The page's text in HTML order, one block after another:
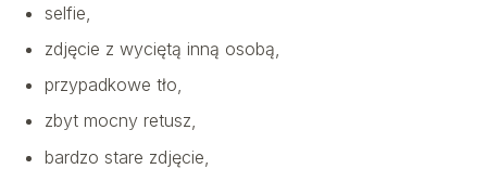
selfie,
zdjęcie z wyciętą inną osobą,
przypadkowe tło,
zbyt mocny retusz,
bardzo stare zdjęcie,